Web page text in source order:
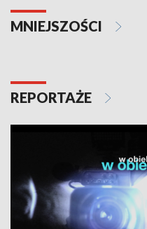
MNIEJSZOŚCI
REPORTAŻE